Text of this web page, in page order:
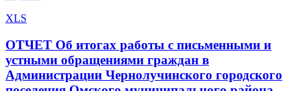
XLS
ОТЧЕТ Об итогах работы с письменными и
устными обращениями граждан в
Администрации Чернолучинского городского